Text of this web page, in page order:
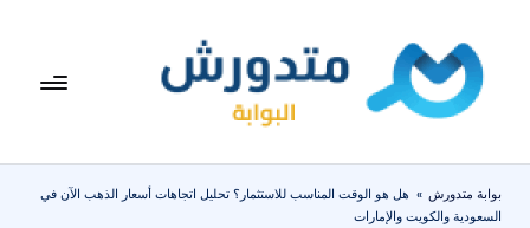
المحتوىبوا
مت
دو
تعرف
المنزلية
بوابة متدورش » هل هو الوقت المناسب للاستثمار؟ تحليل اتجاهات أسعار الذهب الآن في
السعودية والكويت والإمارات